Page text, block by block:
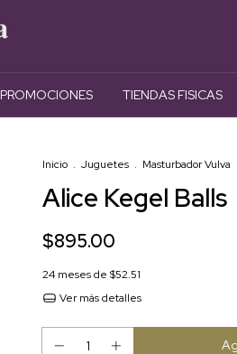
PROMOCIONES TIENDAS FISICAS
Inicio . Juguetes . Masturbador Vulva
Alice Kegel Balls
$895.00
24 meses de $52.51
Ver más detalles